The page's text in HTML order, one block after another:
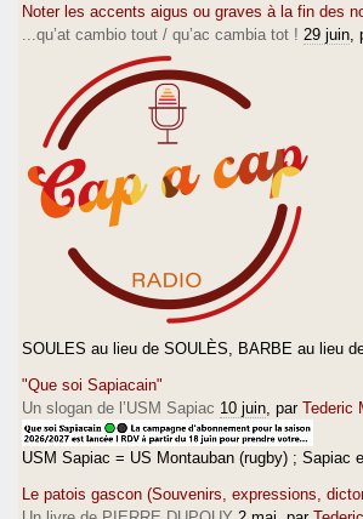
Noter les accents aigus ou graves à la fin des
...qu’at cambio tout / qu’ac cambia tot ! 29 juin
SOULES au lieu de SOULÈS, BARBE au lieu
"Que soi Sapiacain"
Un slogan de l’USM Sapiac 10 juin , par Tederic
USM Sapiac = US Montauban (rugby) ; Sapiac
Le patois gascon (Souvenirs, expressions,